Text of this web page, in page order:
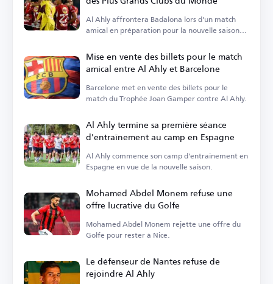
Al Ahly affrontera Badalona lors d'un match
amical en préparation pour la nouvelle saison
Mise en vente des billets pour le match
amical entre Al Ahly et Barcelone
Barcelone met en vente des billets pour le
match du Trophée Joan Gamper contre Al Ahly.
Al Ahly termine sa première séance
d'entraînement au camp en Espagne
Al Ahly commence son camp d'entraînement en
Espagne en vue de la nouvelle saison.
Mohamed Abdel Monem refuse une
offre lucrative du Golfe
Mohamed Abdel Monem rejette une offre du
Golfe pour rester à Nice.
Le défenseur de Nantes refuse de
rejoindre Al Ahly